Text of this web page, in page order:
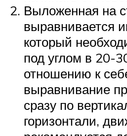
Выложенная на
выравнивается
который
под углом в 20-
отношению к
выравнивание
сразу по
горизонтали,